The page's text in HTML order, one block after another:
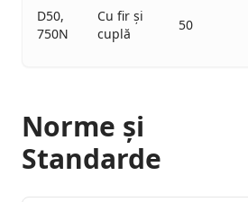
D50,
750N
Cu fir și
cuplă
50
Norme și
Standarde